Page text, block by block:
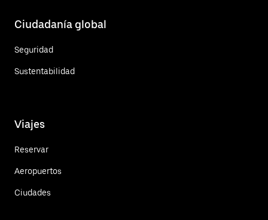
Ciudadanía global
Seguridad
Sustentabilidad
Viajes
Reservar
Aeropuertos
Ciudades